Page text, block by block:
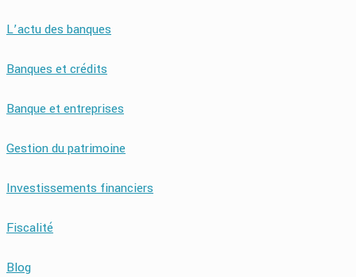
L’actu des banques
Banques et crédits
Banque et entreprises
Gestion du patrimoine
Investissements financiers
Fiscalité
Blog